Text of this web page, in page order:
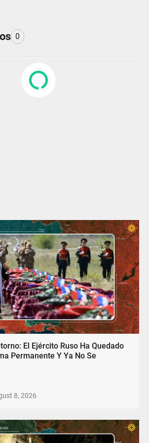
0
El Ejército Ruso Ha Quedado
Permanente Y Ya No Se
8, 2026